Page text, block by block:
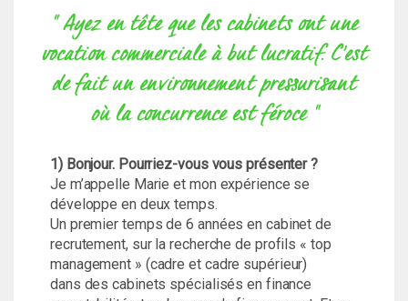
" Ayez en tête que les cabinets ont une
vocation commerciale à but lucratif. C’est
de fait un environnement pressurisant
où la concurrence est féroce "
1) Bonjour. Pourriez-vous vous présenter ?
Je m’appelle Marie et mon expérience se
développe en deux temps.
Un premier temps de 6 années en cabinet de
recrutement, sur la recherche de profils « top
management » (cadre et cadre supérieur)
dans des cabinets spécialisés en finance